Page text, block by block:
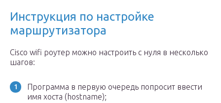
Инструкция по настройке
маршрутизатора
Cisco wifi роутер можно настроить с нуля в несколько
шагов:
Программа в первую очередь попросит ввести
имя хоста (hostname);